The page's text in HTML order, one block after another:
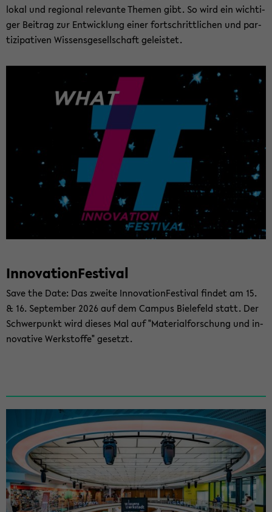
lokal und re­gio­nal re­le­van­te The­men gibt. So wird ein wich­ti­
ger Bei­trag zur Ent­wick­lung einer fort­schritt­li­chen und par­
ti­zi­pa­ti­ven Wis­sens­ge­sell­schaft ge­leis­tet.
In­no­va­ti­on­Fes­ti­val
Save the Date: Das zwei­te In­no­va­ti­on­Fes­ti­val fin­det am 15.
& 16. Sep­tem­ber 2026 auf dem Cam­pus Bie­le­feld statt. Der
Schwer­punkt wird die­ses Mal auf "Ma­te­ri­al­for­schung und in­
no­va­ti­ve Werk­stof­fe" ge­setzt.